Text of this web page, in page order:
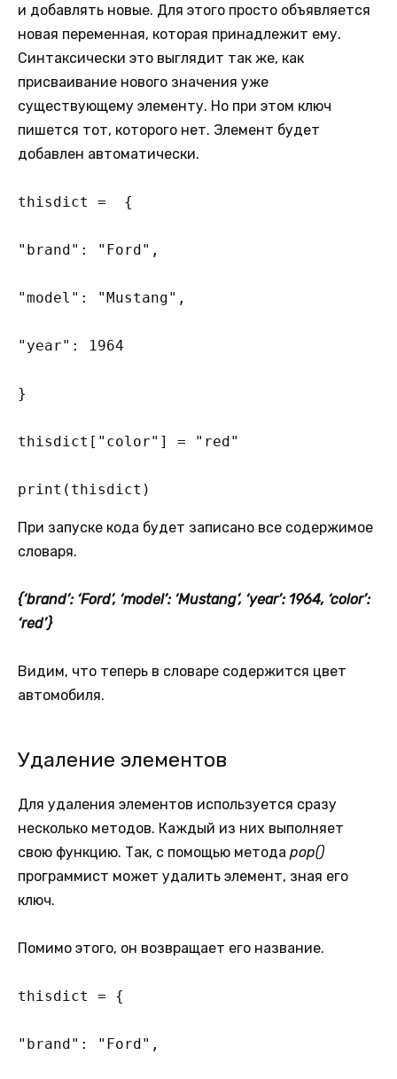
и добавлять новые. Для этого просто объявляется
новая переменная, которая принадлежит ему.
Синтаксически это выглядит так же, как
присваивание нового значения уже
существующему элементу. Но при этом ключ
пишется тот, которого нет. Элемент будет
добавлен автоматически.
thisdict =  {
"brand": "Ford",
"model": "Mustang",
"year": 1964
}
thisdict["color"] = "red"
print(thisdict)
При запуске кода будет записано все содержимое
словаря.
{‘brand’: ‘Ford’, ‘model’: ‘Mustang’, ‘year’: 1964, ‘color’:
‘red’}
Видим, что теперь в словаре содержится цвет
автомобиля.
Удаление элементов
Для удаления элементов используется сразу
несколько методов. Каждый из них выполняет
свою функцию. Так, с помощью метода pop()
программист может удалить элемент, зная его
ключ.
Помимо этого, он возвращает его название.
thisdict = {
"brand": "Ford",